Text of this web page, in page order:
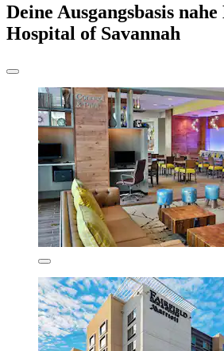
Deine Ausgangsbasis
Hospital of Savannah